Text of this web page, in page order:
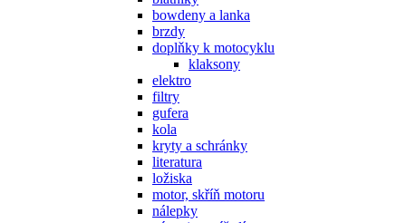
bowdeny a lanka
brzdy
doplňky k motocyklu
klaksony
elektro
filtry
gufera
kola
kryty a schránky
literatura
ložiska
motor, skříň motoru
nálepky